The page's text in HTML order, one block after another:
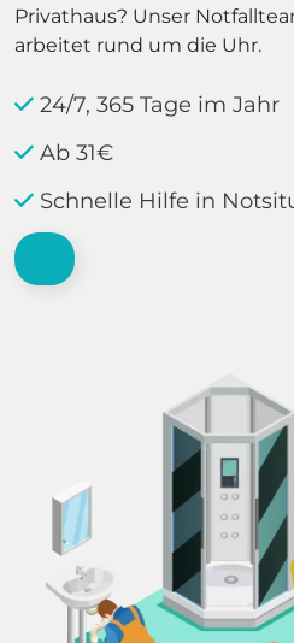
Privathaus? Unser
arbeitet rund um die Uhr.
24/7, 365 Tage im Jahr
Ab 31€
Schnelle Hilfe in